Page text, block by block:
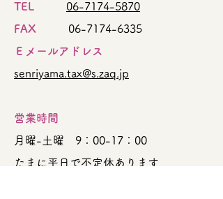
TEL
06-7174-5870
FAX
06-7174-6335
Ｅメールアドレス
senriyama.tax@s.zaq.jp
営業時間
月曜-土曜 9：00-17：00
たまに平日で不定休あります